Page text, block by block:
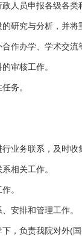
人员申报各级各类
研究与分析，并将
作办学、学术交流
审核工作。
务。
业务联系，及时收
相关工作。
。
安排和管理工作。
，负责我院对外(